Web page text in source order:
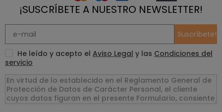
¡SUSCRÍBETE A NUESTRO NEWSLETTER!
Suscríbete!
He leído y acepto el Aviso Legal y las Condiciones del
servicio